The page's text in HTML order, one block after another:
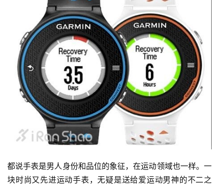
都说手表是男人身份和品位的象征，在运动领域也一样。一
块时尚又先进运动手表，无疑是送给爱运动男神的不二之